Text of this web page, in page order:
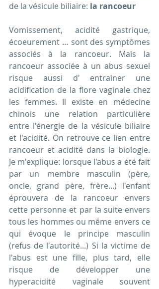
de la vésicule biliaire: la rancoeur
Vomissement, acidité gastrique,
écoeurement … sont des symptômes
associés à la rancoeur. Mais la
rancoeur associée à un abus sexuel
risque aussi d' entrainer une
acidification de la flore vaginale chez
les femmes. Il existe en médecine
chinois une relation particulière
entre l'énergie de la vésicule biliaire
et l'acidité. On retrouve ce lien entre
rancoeur et acidité dans la biologie.
Je m'explique: lorsque l'abus a été fait
par un membre masculin (père,
oncle, grand père, frère...) l'enfant
éprouvera de la rancoeur envers
cette personne et par la suite envers
tous les hommes ou même envers ce
qui évoque le principe masculin
(refus de l'autorité...) Si la victime de
l'abus est une fille, plus tard, elle
risque de développer une
hyperacidité vaginale souvent